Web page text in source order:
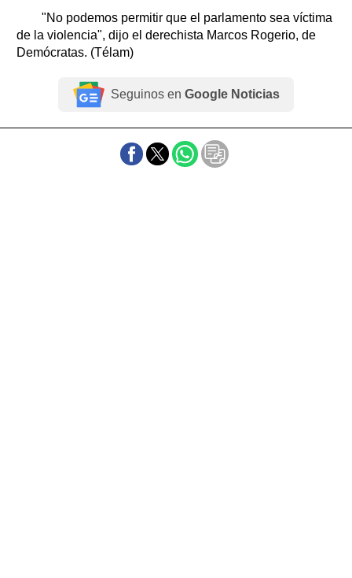
"No podemos permitir que el parlamento sea víctima
de la violencia", dijo el derechista Marcos Rogerio, de
Demócratas. (Télam)
Seguinos en Google Noticias